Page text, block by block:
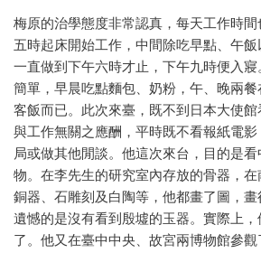
梅原的治學態度非常認真，每天工作時
五時起床開始工作，中間除吃早點、午飯
一直做到下午六時才止，下午九時便入
簡單，早晨吃點麵包、奶粉，午、晚兩
客飯而已。此次來臺，既不到日本大使
與工作無關之應酬，平時既不看報紙電
局或做其他閒談。他這次來台，目的是
物。在李先生的研究室內存放的骨器，
銅器、石雕刻及白陶等，他都畫了圖，
遺憾的是沒有看到殷墟的玉器。實際上，
了。他又在臺中中央、故宮兩博物館參